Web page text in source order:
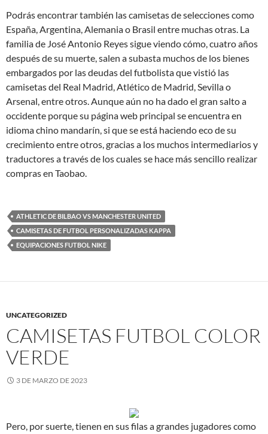
Podrás encontrar también las camisetas de selecciones como
España, Argentina, Alemania o Brasil entre muchas otras. La
familia de José Antonio Reyes sigue viendo cómo, cuatro años
después de su muerte, salen a subasta muchos de los bienes
embargados por las deudas del futbolista que vistió las
camisetas del Real Madrid, Atlético de Madrid, Sevilla o
Arsenal, entre otros. Aunque aún no ha dado el gran salto a
occidente porque su página web principal se encuentra en
idioma chino mandarín, si que se está haciendo eco de su
crecimiento entre otros, gracias a los muchos intermediarios y
traductores a través de los cuales se hace más sencillo realizar
compras en Taobao.
ATHLETIC DE BILBAO VS MANCHESTER UNITED
CAMISETAS DE FUTBOL PERSONALIZADAS KAPPA
EQUIPACIONES FUTBOL NIKE
UNCATEGORIZED
CAMISETAS FUTBOL COLOR
VERDE
3 DE MARZO DE 2023
Pero, por suerte, tienen en sus filas a grandes jugadores como